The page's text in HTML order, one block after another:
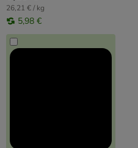
26,21 € / kg
5,98 €